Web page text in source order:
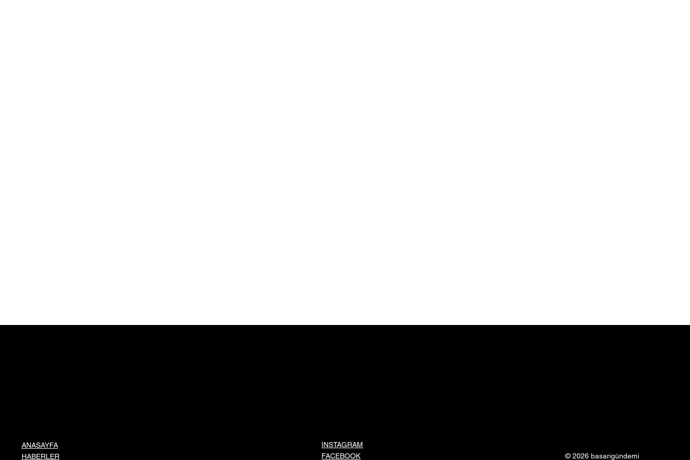
ANASAYFA
HABERLER
INSTAGRAM
FACEBOOK
© 2026 basarigündemi